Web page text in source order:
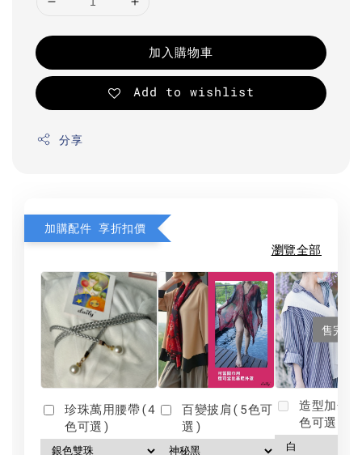
加入購物車
Add to wishlist
分享
加購配件 享折扣價
瀏覽全部
珍珠萬用腰帶(4
色可選)
百變披肩(5色可
選)
售完
造型加分
色可選)